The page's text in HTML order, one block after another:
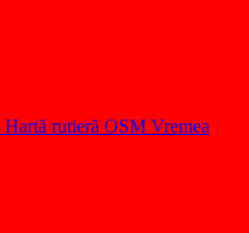
Hartă rutieră OSM Vremea